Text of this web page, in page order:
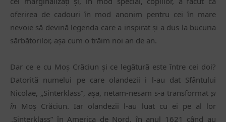
oferirea de cadouri ȋn mod anonim pentru cei ȋn mare
nevoie să devină legenda care a inspirat și a dus la bucuria
sărbătorilor, așa cum o trăim noi an de an.
Dar ce e cu Moș Crăciun și ce legătură este ȋntre cei doi?
Datorită numelui pe care olandezii i l-au dat Sfântului
Nicolae, „Sinterklass”, așa, netam-nesam s-a transformat și
ȋn Moș Crăciun. Iar olandezii l-au luat cu ei pe al lor
„Sinterklass” ȋn America de Nord, ȋn anul 1621 când au